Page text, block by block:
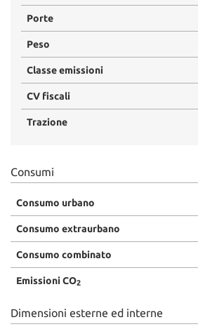
Porte
Peso
Classe emissioni
CV fiscali
Trazione
Consumi
Consumo urbano
Consumo extraurbano
Consumo combinato
Emissioni CO2
Dimensioni esterne ed interne
Salva
le